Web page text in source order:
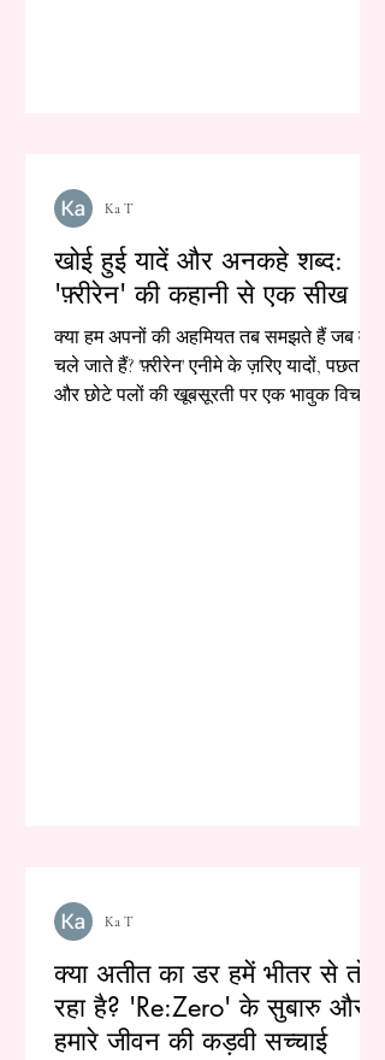
खोई हुई यादें और अनकहे शब्द:
'फ़्रीरेन' की कहानी से एक सीख
क्या हम अपनों की अहमियत तब समझते हैं जब वे
चले जाते हैं? 'फ़्रीरेन' एनीमे के ज़रिए यादों, पछतावे
और छोटे पलों की खूबसूरती पर एक भावुक विचार।
Ka T
क्या अतीत का डर हमें भीतर से तोड़
रहा है? 'Re:Zero' के सुबारु और
हमारे जीवन की कड़वी सच्चाई
Ka T